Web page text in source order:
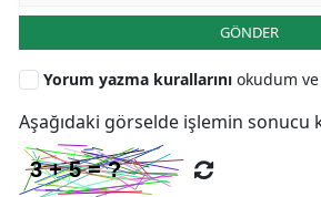
GÖNDER
Yorum yazma kurallarını okudum
Aşağıdaki görselde işlemin sonucu